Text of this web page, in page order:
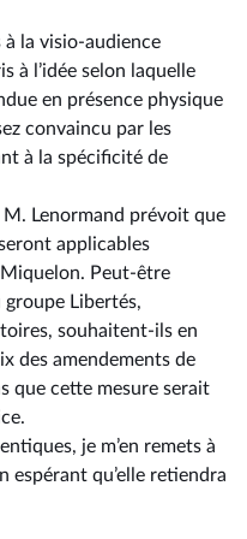
à la visio-audience
à l’idée selon laquelle
en présence physique
convaincu par les
à la spécificité de
Lenormand prévoit que
applicables
Peut-être
groupe Libertés,
souhaitent-ils en
des amendements de
que cette mesure serait
je m’en remets à
espérant qu’elle retiendra